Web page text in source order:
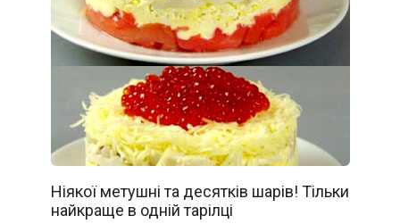
Ніякої метушні та десятків шарів! Тільки
найкраще в одній тарілці